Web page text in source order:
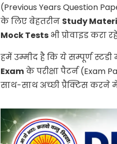
(Previous Years Question
के लिए बेहतरीन Study
Mock Tests भी प्रोवाइड करा
हमें उम्मीद है कि ये सम्पूर्ण
Examके परीक्षा पैटर्न
साथ-साथ अच्छी प्रैक्टिस करने